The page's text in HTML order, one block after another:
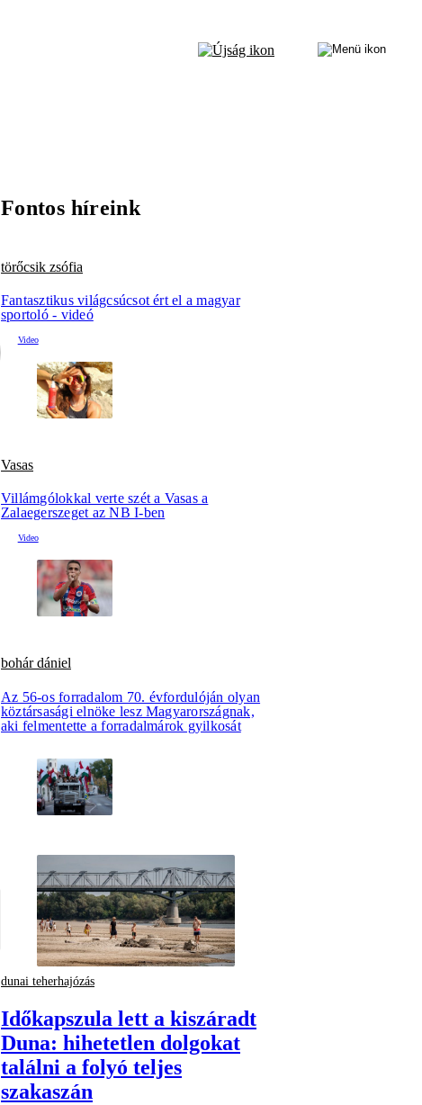
Fontos híreink
törőcsik zsófia
Fantasztikus világcsúcsot ért el a magyar
sportoló - videó
Vasas
Villámgólokkal verte szét a Vasas a
Zalaegerszeget az NB I-ben
bohár dániel
Az 56-os forradalom 70. évfordulóján olyan
köztársasági elnöke lesz Magyarországnak,
aki felmentette a forradalmárok gyilkosát
dunai teherhajózás
Időkapszula lett a kiszáradt
Duna: hihetetlen dolgokat
találni a folyó teljes
szakaszán